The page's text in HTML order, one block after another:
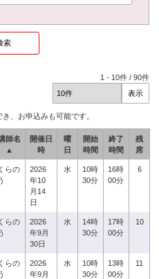
1 - 10件 /90件
、お申込みも可能です。
師名
▲
開催日
時
曜
日
開始
時間
終了
時間
残
席
くらの
2026
年10
月14
日
水
10時
30分
16時
00分
6
くらの
2026
年9月
30日
水
14時
30分
17時
00分
10
くらの
2026
年9月
水
10時
30分
13時
00分
11